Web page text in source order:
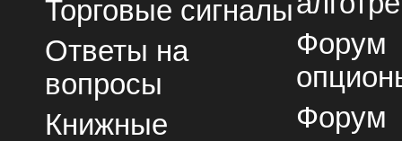
Торговые сигналы
Ответы на
вопросы
Книжные
Форум
Форум